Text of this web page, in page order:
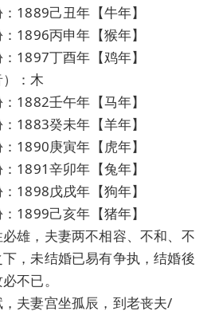
1889己丑年【牛年】
1896丙申年【猴年】
1897丁酉年【鸡年】
：木
1882壬午年【马年】
1883癸未年【羊年】
1890庚寅年【虎年】
1891辛卯年【兔年】
1898戊戌年【狗年】
1899己亥年【猪年】
雄，夫妻两不相容、不和、不
，未结婚已易有争执，结婚後
不已。
夫妻宫坐孤辰，到老丧夫/